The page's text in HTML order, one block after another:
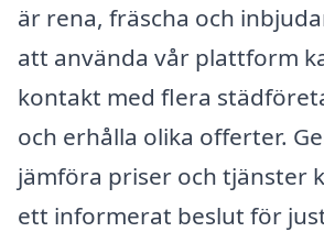
är rena, fräscha och
att använda vår plattform
kontakt med flera
och erhålla olika offerter.
jämföra priser och tjänster
ett informerat beslut för